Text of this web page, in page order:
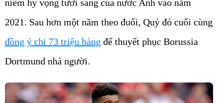
niềm hy vọng tươi sáng của nước Anh vào năm
2021. Sau hơn một năm theo đuổi, Quỷ đỏ cuối cùng
đồng ý chi 73 triệu bảng để thuyết phục Borussia
Dortmund nhả người.